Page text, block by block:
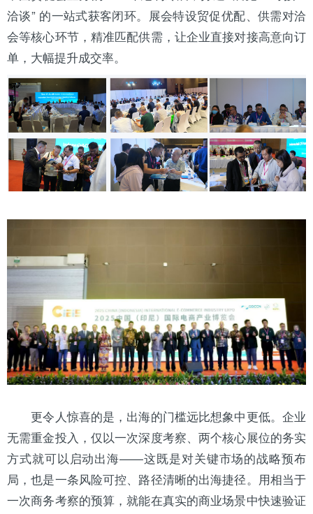
洽谈” 的一站式获客闭环。展会特设贸促优配、供需对洽
会等核心环节，精准匹配供需，让企业直接对接高意向订
单，大幅提升成交率。
更令人惊喜的是，出海的门槛远比想象中更低。企业
无需重金投入，仅以一次深度考察、两个核心展位的务实
方式就可以启动出海——这既是对关键市场的战略预布
局，也是一条风险可控、路径清晰的出海捷径。用相当于
一次商务考察的预算，就能在真实的商业场景中快速验证